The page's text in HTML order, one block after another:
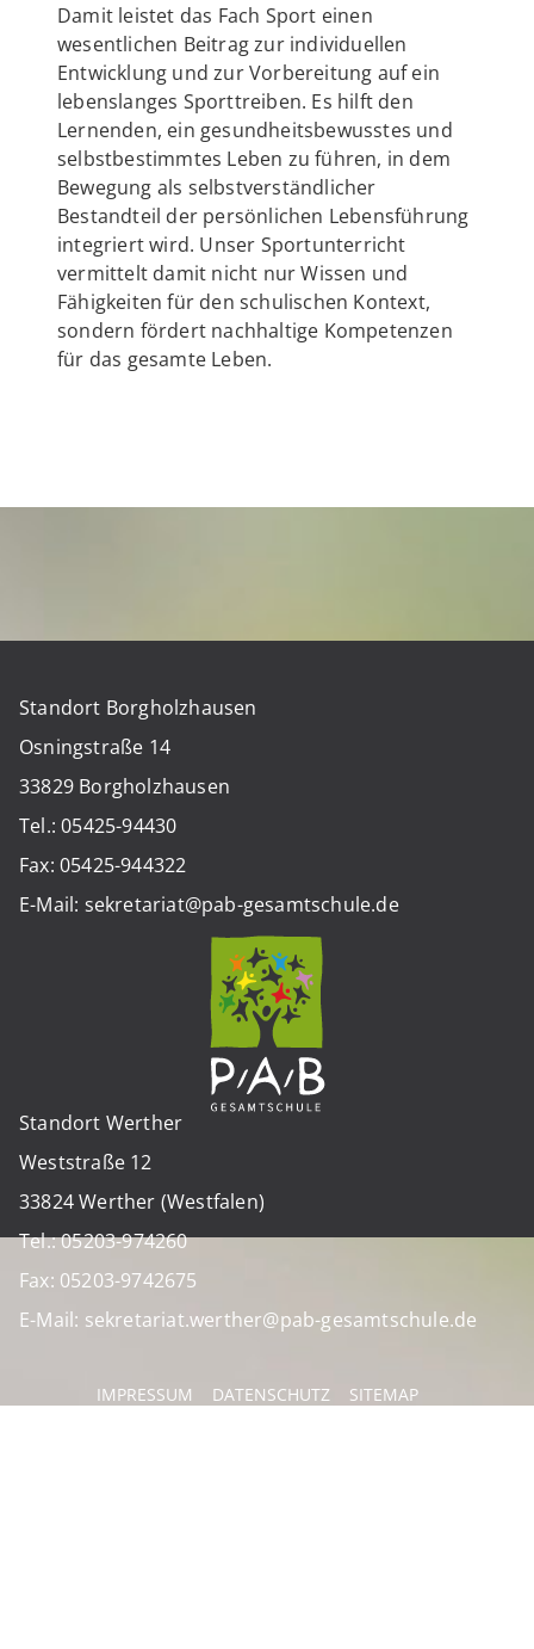
Damit leistet das Fach Sport einen
wesentlichen Beitrag zur individuellen
Entwicklung und zur Vorbereitung auf ein
lebenslanges Sporttreiben. Es hilft den
Lernenden, ein gesundheitsbewusstes und
selbstbestimmtes Leben zu führen, in dem
Bewegung als selbstverständlicher
Bestandteil der persönlichen Lebensführung
integriert wird. Unser Sportunterricht
vermittelt damit nicht nur Wissen und
Fähigkeiten für den schulischen Kontext,
sondern fördert nachhaltige Kompetenzen
für das gesamte Leben.
Standort Borgholzhausen
Osningstraße 14
33829 Borgholzhausen
Tel.: 05425-94430
Fax: 05425-944322
E-Mail: sekretariat@pab-gesamtschule.de
Standort Werther
Weststraße 12
33824 Werther (Westfalen)
Tel.: 05203-974260
Fax: 05203-9742675
E-Mail: sekretariat.werther@pab-gesamtschule.de
IMPRESSUM DATENSCHUTZ SITEMAP